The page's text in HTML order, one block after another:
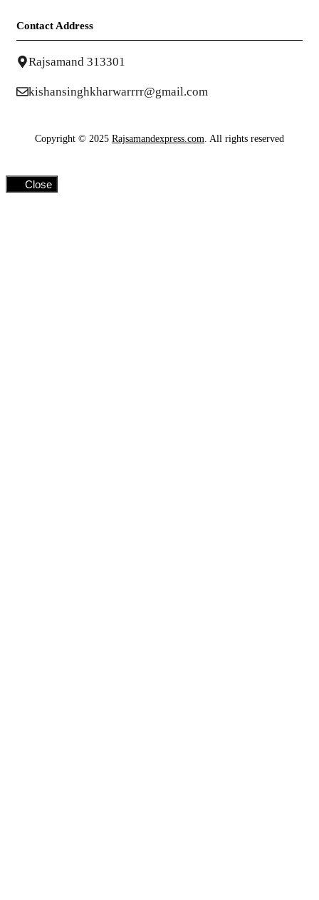
Contact Address
Rajsamand 313301
kishansinghkharwarrrr@gmail.com
Copyright © 2025 Rajsamandexpress.com . All rights reserved
Close